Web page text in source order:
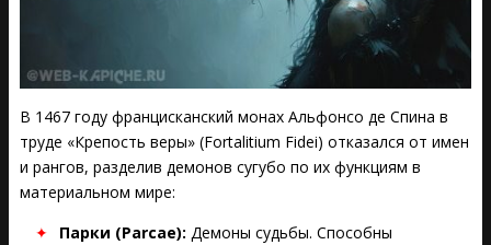
В 1467 году францисканский монах Альфонсо де Спина в
труде «Крепость веры» (Fortalitium Fidei) отказался от имен
и рангов, разделив демонов сугубо по их функциям в
материальном мире:
Парки (Parcae): Демоны судьбы. Способны